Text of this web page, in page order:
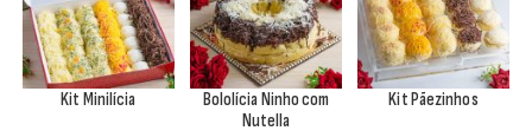
Kit Minilícia
Bololícia Ninho com
Nutella
Kit Pãezinhos